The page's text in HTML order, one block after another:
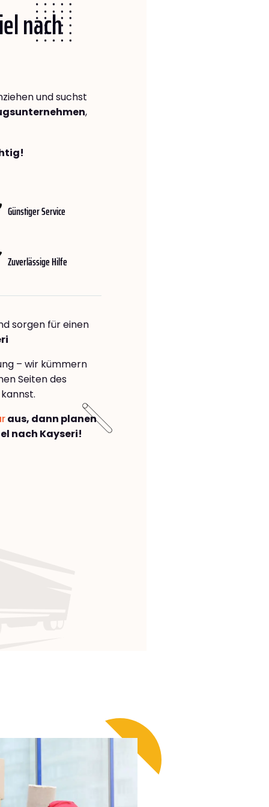
nach
und suchst
,
Günstiger Service
Zuverlässige Hilfe
sorgen für einen
– wir kümmern
Seiten des
aus, dann planen
nach Kayseri!